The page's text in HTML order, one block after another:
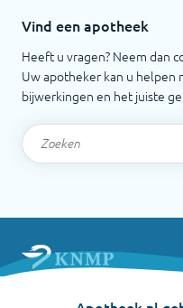
Vind een apotheek
Heeft u vragen? Neem dan
Uw apotheker kan u helpen
bijwerkingen en het juiste